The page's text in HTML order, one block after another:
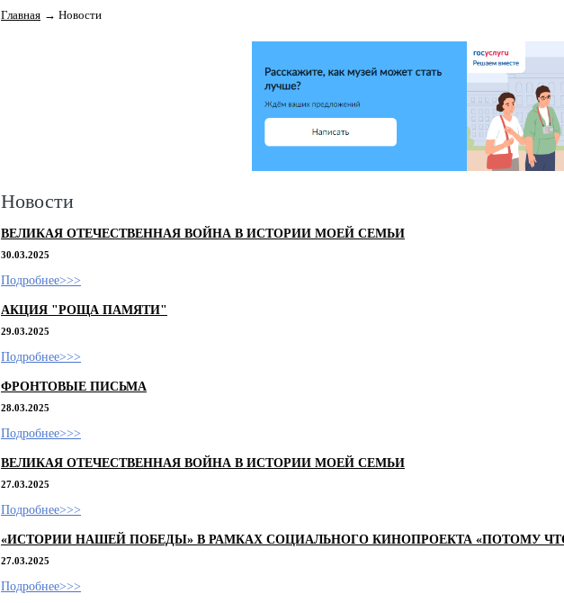
Главная Новости
Новости
ВЕЛИКАЯ ОТЕЧЕСТВЕННАЯ ВОЙНА В ИСТОРИИ МОЕЙ СЕМЬИ
30.03.2025
Подробнее>>>
АКЦИЯ "РОЩА ПАМЯТИ"
29.03.2025
Подробнее>>>
ФРОНТОВЫЕ ПИСЬМА
28.03.2025
Подробнее>>>
ВЕЛИКАЯ ОТЕЧЕСТВЕННАЯ ВОЙНА В ИСТОРИИ МОЕЙ СЕМЬИ
27.03.2025
Подробнее>>>
«ИСТОРИИ НАШЕЙ ПОБЕДЫ» В РАМКАХ СОЦИАЛЬНОГО КИНОПРОЕКТА «ПОТОМУ
27.03.2025
Подробнее>>>